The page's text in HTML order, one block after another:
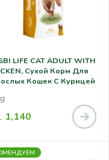
LIFE CAT ADULT WITH
Сухой Корм Для
Кошек С Курицей
1,140